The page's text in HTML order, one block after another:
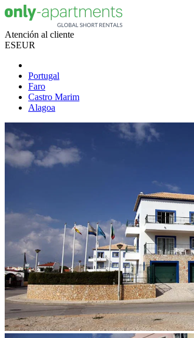
Atención al cliente
ESEUR
Portugal
Faro
Castro Marim
Alagoa